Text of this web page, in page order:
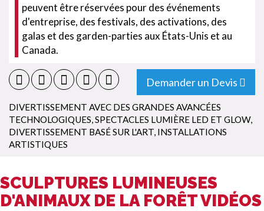
peuvent être réservées pour des événements
d'entreprise, des festivals, des activations, des
galas et des garden-parties aux États-Unis et au
Canada.
Demander un Devis
DIVERTISSEMENT AVEC DES GRANDES AVANCÉES
TECHNOLOGIQUES,SPECTACLES LUMIÈRE LED ET GLOW,
DIVERTISSEMENT BASÉ SUR L'ART, INSTALLATIONS
ARTISTIQUES
SCULPTURES LUMINEUSES
D'ANIMAUX DE LA FORÊT VIDÉOS